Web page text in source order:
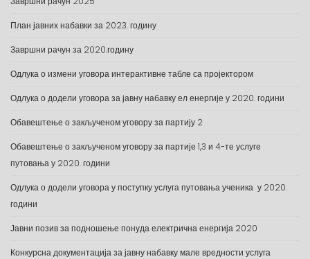
План јавних набавки за 2023. годину
Завршни рачун за 2020.годину
Одлука о измени уговора интерактивне табле са пројектором
Одлука о додели уговора за јавну набавку ел енергије у 2020. години
Обавештење о закљученом уговору за партију 2
Обавештење о закљученом уговору за партије 1,3 и 4-те услуге
путовања у 2020. години
Одлука о додели уговора у поступку услуга путовања ученика у 2020.
години
Јавни позив за подношење понуда електрична енергија 2020
Конкурсна документација за јавну набавку мале вредности услуга